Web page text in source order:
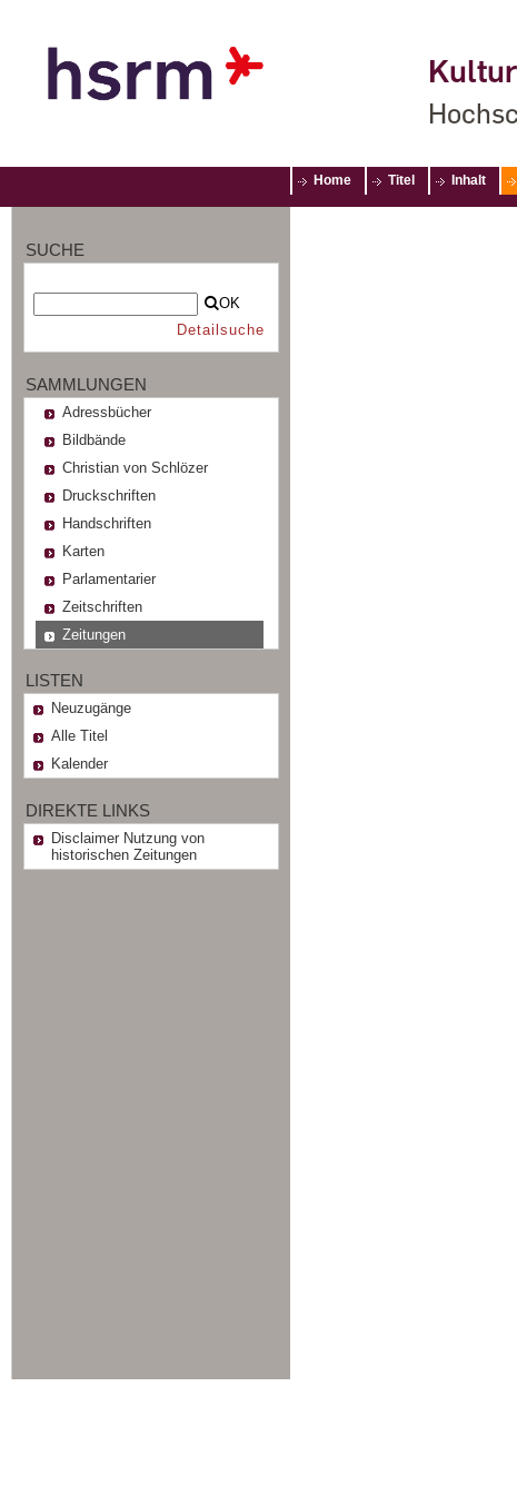
Home Titel Inhalt
SUCHE
OK
Detailsuche
SAMMLUNGEN
Adressbücher
Bildbände
Christian von Schlözer
Druckschriften
Handschriften
Karten
Parlamentarier
Zeitschriften
Zeitungen
LISTEN
Neuzugänge
Alle Titel
Kalender
DIREKTE LINKS
Disclaimer Nutzung von
historischen Zeitungen